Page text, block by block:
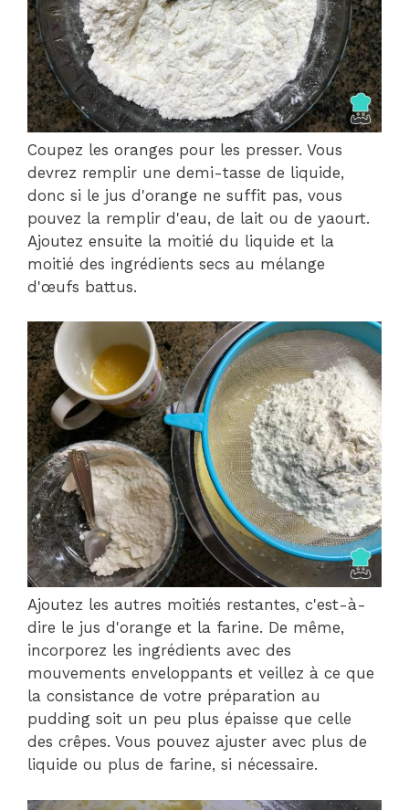
Coupez les oranges pour les presser. Vous
devrez remplir une demi-tasse de liquide,
donc si le jus d'orange ne suffit pas, vous
pouvez la remplir d'eau, de lait ou de yaourt.
Ajoutez ensuite la moitié du liquide et la
moitié des ingrédients secs au mélange
d'œufs battus.
Ajoutez les autres moitiés restantes, c'est-à-
dire le jus d'orange et la farine. De même,
incorporez les ingrédients avec des
mouvements enveloppants et veillez à ce que
la consistance de votre préparation au
pudding soit un peu plus épaisse que celle
des crêpes. Vous pouvez ajuster avec plus de
liquide ou plus de farine, si nécessaire.